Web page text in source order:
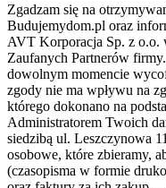
Zgadzam się na
Budujemydom.pl oraz
AVT Korporacja Sp. z o.o.
Zaufanych Partnerów
dowolnym momencie
zgody nie ma wpływu na
którego dokonano na
Administratorem Twoich
siedzibą ul. Leszczynowa
osobowe, które zbieramy,
(czasopisma w formie